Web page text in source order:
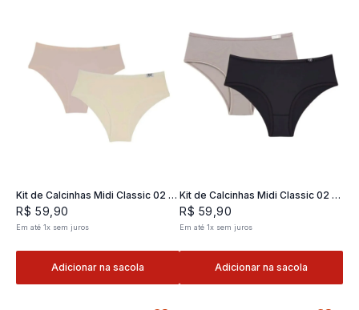
Kit de Calcinhas Midi Classic 02 -
2 und
R$ 59 90
Em até1x sem juros
Adicionar na sacola
Kit de Calcinhas Midi Classic 02 -
2 und
R$ 59 ,90
Em até 1x sem juros
Adicionar na sacola